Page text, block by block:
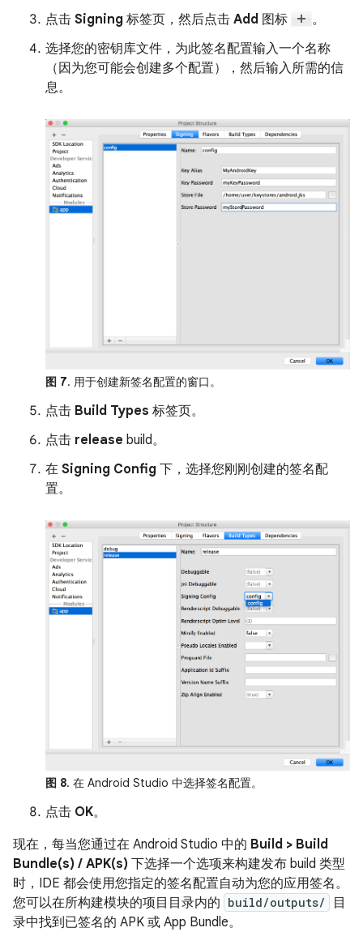
点击 Signing 标签页，然后点击 Add 图标
。
选择您的密钥库文件，为此签名配置输入一个名称
（因为您可能会创建多个配置），然后输入所需的信
息。
图 7. 用于创建新签名配置的窗口。
点击 Build Types 标签页。
点击 release build。
在 Signing Config 下，选择您刚刚创建的签名配
置。
图 8. 在 Android Studio 中选择签名配置。
点击 OK。
现在，每当您通过在 Android Studio 中的 Build > Build
Bundle(s) / APK(s) 下选择一个选项来构建发布 build 类型
时，IDE 都会使用您指定的签名配置自动为您的应用签名。
您可以在所构建模块的项目目录内的 build/outputs/
目
录中找到已签名的 APK 或 App Bundle。